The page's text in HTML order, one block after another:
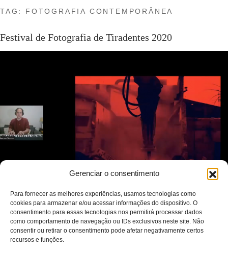
Gerenciar o consentimento
Para fornecer as melhores experiências, usamos tecnologias como
cookies para armazenar e/ou acessar informações do dispositivo. O
consentimento para essas tecnologias nos permitirá processar dados
como comportamento de navegação ou IDs exclusivos neste site. Não
consentir ou retirar o consentimento pode afetar negativamente certos
recursos e funções.
TAG: FOTOGRAFIA CONTEMPORÂNEA
Festival de Fotografia de Tiradentes 2020
“Por dentro de um tempo suspenso”